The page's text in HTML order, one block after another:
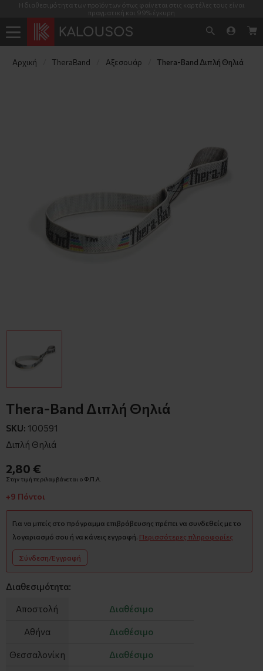
Η διαθεσιμότητα των προϊόντων όπως φαίνεται στις καρτέλες τους είναι
πραγματική και 99% έγκυρη
Αρχική TheraΒand Αξεσουάρ Thera-Band Διπλή Θηλιά
Thera-Band Διπλή Θηλιά
SKU: 100591
Διπλή Θηλιά
2,80 €
Στην τιμή περιλαμβάνεται ο Φ.Π.Α.
+9 Πόντοι
Για να μπείς στο πρόγραμμα επιβράβευσης πρέπει να συνδεθείς με το
λογαριασμό σου ή να κάνεις εγγραφή. Περισσότερες πληροφορίες
Σύνδεση/Εγγραφή
Διαθεσιμότητα:
Αποστολή Διαθέσιμο
Αθήνα Διαθέσιμο
Θεσσαλονίκη Διαθέσιμο